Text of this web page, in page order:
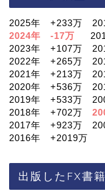
2025年 +233万
2024年 -17万
2023年 +107万
2022年 +265万
2021年 +213万
2020年 +536万
2019年 +533万
2018年 +702万
2017年 +923万
2016年 +2019万
出版したFX書籍